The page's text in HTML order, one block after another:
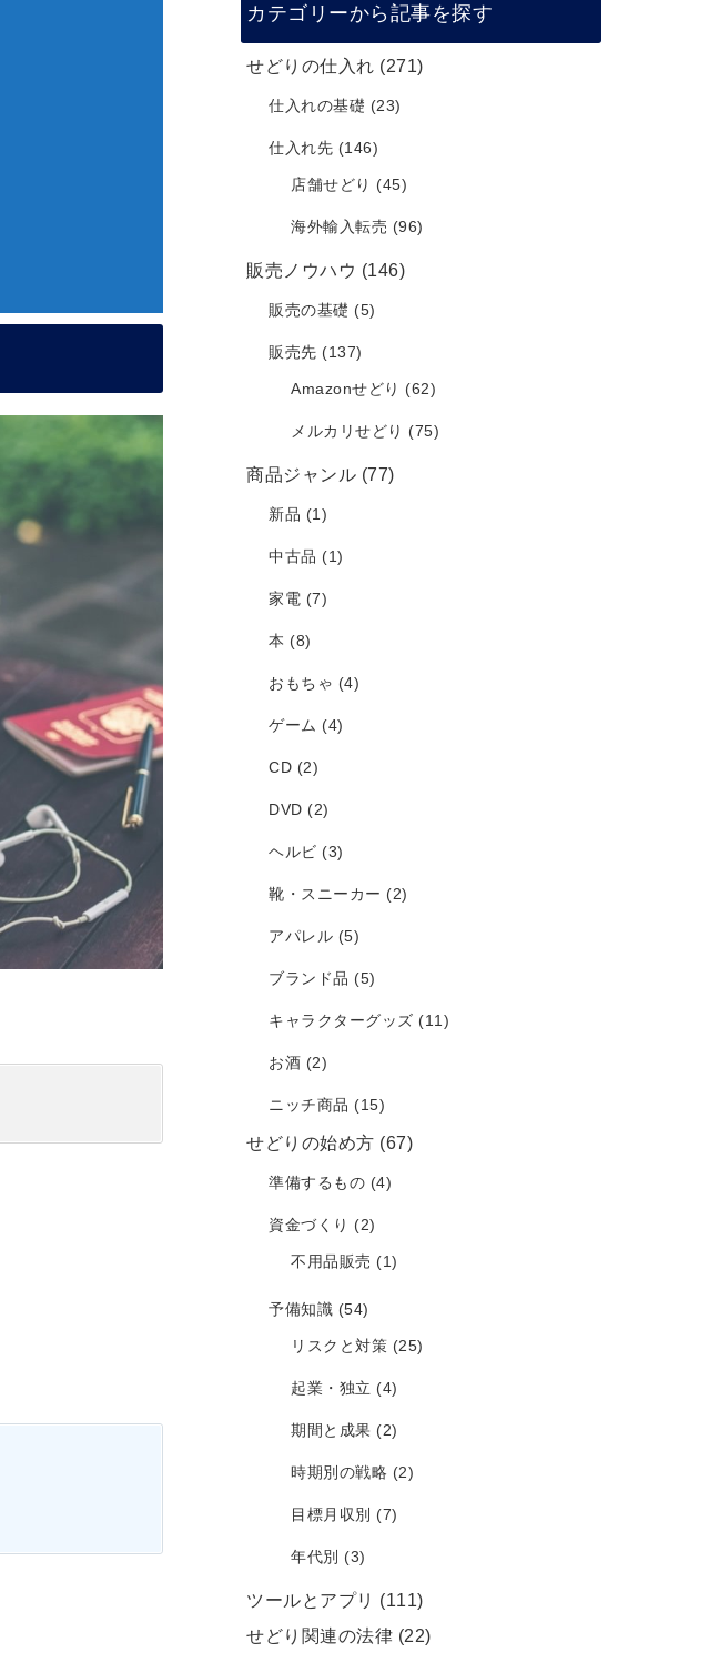
カテゴリーから記事を探す
せどりの仕入れ (271)
仕入れの基礎 (23)
仕入れ先 (146)
店舗せどり (45)
海外輸入転売 (96)
販売ノウハウ (146)
販売の基礎 (5)
販売先 (137)
Amazonせどり (62)
メルカリせどり (75)
商品ジャンル (77)
新品 (1)
中古品 (1)
家電 (7)
本 (8)
おもちゃ (4)
ゲーム (4)
CD (2)
DVD (2)
ヘルビ (3)
靴・スニーカー (2)
アパレル (5)
ブランド品 (5)
キャラクターグッズ (11)
お酒 (2)
ニッチ商品 (15)
せどりの始め方 (67)
準備するもの (4)
資金づくり (2)
不用品販売 (1)
予備知識 (54)
リスクと対策 (25)
起業・独立 (4)
期間と成果 (2)
時期別の戦略 (2)
目標月収別 (7)
年代別 (3)
ツールとアプリ (111)
せどり関連の法律 (22)